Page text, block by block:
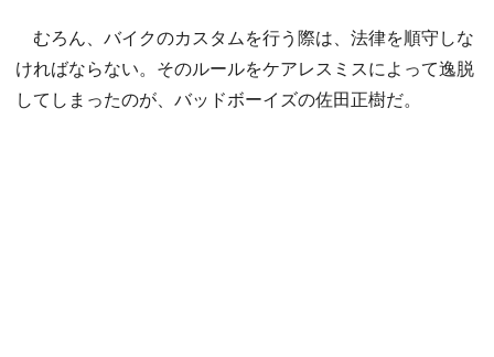
むろん、バイクのカスタムを行う際は、法律を順守しな
ければならない。そのルールをケアレスミスによって逸脱
してしまったのが、バッドボーイズの佐田正樹だ。